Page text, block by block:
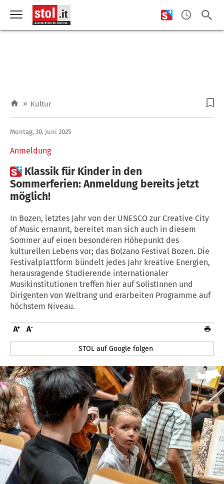
» Kultur
Anmeldung
Montag, 30. Juni 2025
 Klassik für Kinder in den
Sommerferien: Anmeldung bereits jetzt
möglich!
In Bozen, letztes Jahr von der UNESCO zur Creative City
of Music ernannt, bereitet man sich auch in diesem
Sommer auf einen besonderen Höhepunkt des
kulturellen Lebens vor; das Bolzano Festival Bozen. Die
Festivalplattform bündelt jedes Jahr kreative Energien,
herausragende Studierende internationaler
Musikinstitutionen treffen hier auf SolistInnen und
Dirigenten von Weltrang und erarbeiten Programme auf
höchstem Niveau.
STOL auf Google folgen